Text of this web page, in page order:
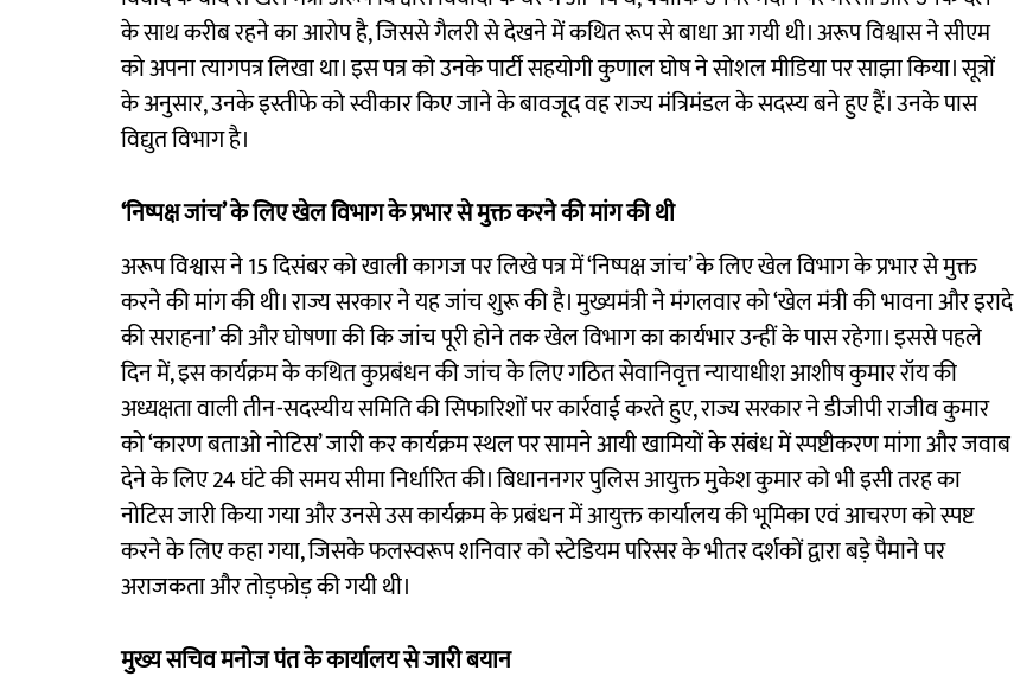
के साथ करीब रहने का आरोप है, जिससे गैलरी से देखने में कथित रूप से बाधा आ गयी थी। अरूप विश्वास ने सीएम
को अपना त्यागपत्र लिखा था। इस पत्र को उनके पार्टी सहयोगी कुणाल घोष ने सोशल मीडिया पर साझा किया। सूत्रों
के अनुसार, उनके इस्तीफे को स्वीकार किए जाने के बावजूद वह राज्य मंत्रिमंडल के सदस्य बने हुए हैं। उनके पास
विद्युत विभाग है।
‘निष्पक्ष जांच’ के लिए खेल विभाग के प्रभार से मुक्त करने की मांग की थी
अरूप विश्वास ने 15 दिसंबर को खाली कागज पर लिखे पत्र में ‘निष्पक्ष जांच’ के लिए खेल विभाग के प्रभार से मुक्त
करने की मांग की थी। राज्य सरकार ने यह जांच शुरू की है। मुख्यमंत्री ने मंगलवार को ‘खेल मंत्री की भावना और इरादे
की सराहना’ की और घोषणा की कि जांच पूरी होने तक खेल विभाग का कार्यभार उन्हीं के पास रहेगा। इससे पहले
दिन में, इस कार्यक्रम के कथित कुप्रबंधन की जांच के लिए गठित सेवानिवृत्त न्यायाधीश आशीष कुमार रॉय की
अध्यक्षता वाली तीन-सदस्यीय समिति की सिफारिशों पर कार्रवाई करते हुए, राज्य सरकार ने डीजीपी राजीव कुमार
को ‘कारण बताओ नोटिस’ जारी कर कार्यक्रम स्थल पर सामने आयी खामियों के संबंध में स्पष्टीकरण मांगा और जवाब
देने के लिए 24 घंटे की समय सीमा निर्धारित की। बिधाननगर पुलिस आयुक्त मुकेश कुमार को भी इसी तरह का
नोटिस जारी किया गया और उनसे उस कार्यक्रम के प्रबंधन में आयुक्त कार्यालय की भूमिका एवं आचरण को स्पष्ट
करने के लिए कहा गया, जिसके फलस्वरूप शनिवार को स्टेडियम परिसर के भीतर दर्शकों द्वारा बड़े पैमाने पर
अराजकता और तोड़फोड़ की गयी थी।
मुख्य सचिव मनोज पंत के कार्यालय से जारी बयान